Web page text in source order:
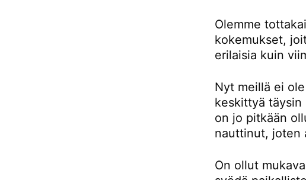
Olemme
kokemukset,
erilaisia kuin
Nyt meillä ei
keskittyä täysin
on jo pitkään
nauttinut, joten
On ollut